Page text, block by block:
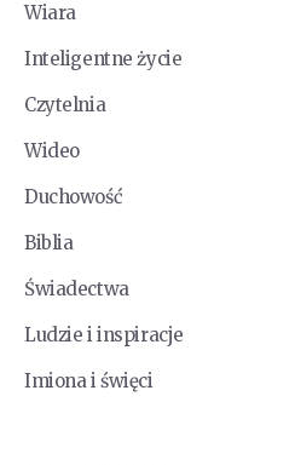
Wiara
Inteligentne życie
Czytelnia
Wideo
Duchowość
Biblia
Świadectwa
Ludzie i inspiracje
Imiona i święci